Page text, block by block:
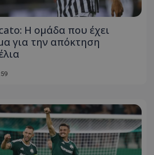
Η ομάδα που έχει
για την απόκτηση